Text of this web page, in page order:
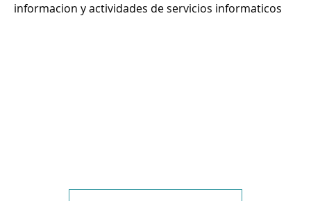
informacion y actividades de servicios informaticos